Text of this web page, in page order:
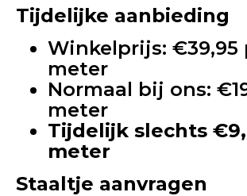
Tijdelijke aanbieding
Winkelprijs: €39,95
meter
Normaal bij ons:
meter
Tijdelijk slechts
meter
Staaltje aanvragen